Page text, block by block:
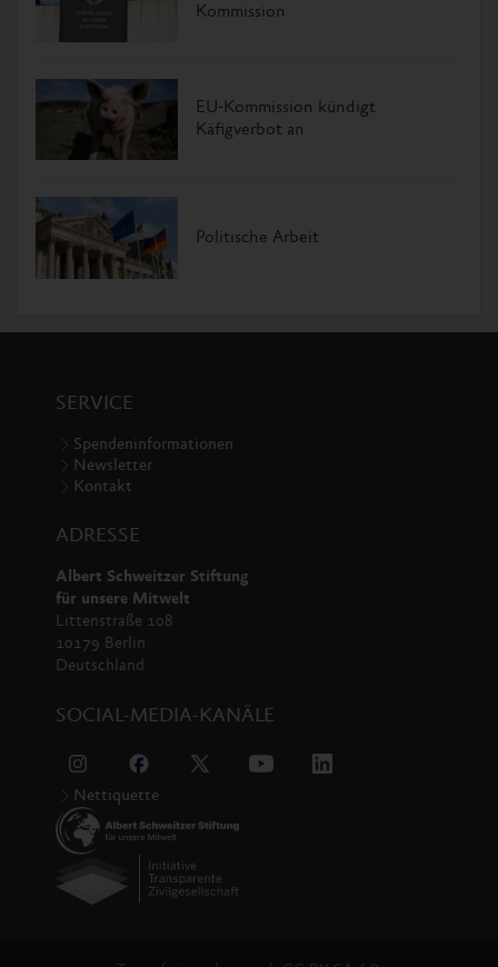
Kommission
EU-Kommission kündigt
Käfigverbot an
Politische Arbeit
SERVICE
Spendeninformationen
Newsletter
Kontakt
ADRESSE
Albert Schweitzer Stiftung
für unsere Mitwelt
Littenstraße 108
10179 Berlin
Deutschland
SOCIAL-MEDIA-KANÄLE
Nettiquette